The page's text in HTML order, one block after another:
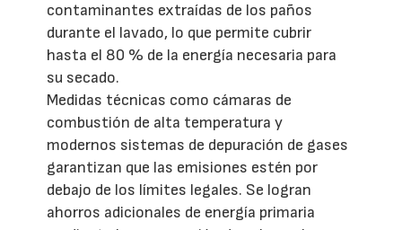
contaminantes extraídas de los paños
durante el lavado, lo que permite cubrir
hasta el 80 % de la energía necesaria para
su secado.
Medidas técnicas como cámaras de
combustión de alta temperatura y
modernos sistemas de depuración de gases
garantizan que las emisiones estén por
debajo de los límites legales. Se logran
ahorros adicionales de energía primaria